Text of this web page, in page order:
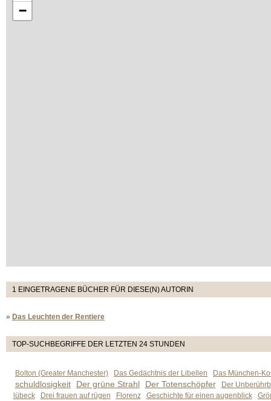
−
1 EINGETRAGENE BÜCHER FÜR DIESE(N) AUTORIN
» Das Leuchten der Rentiere
TOP-SUCHBEGRIFFE DER LETZTEN 24 STUNDEN
Bolton (Greater Manchester) Das Gedächtnis der Libellen Das München-
schuldlosigkeit Der grüne Strahl Der Totenschöpfer
Der
lübeck
Drei frauen auf rügen Florenz Geschichte für einen augenblick